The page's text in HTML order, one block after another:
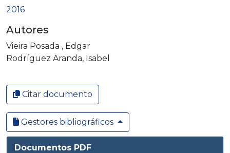
2016
Autores
Vieira Posada , Edgar
Rodríguez Aranda, Isabel
Citar documento
Gestores bibliográficos
Documentos PDF